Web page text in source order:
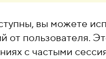
вы можете
от пользователя.
с частыми